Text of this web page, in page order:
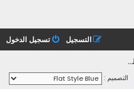
تسجيل الدخول التسجيل
منتدى التعليم الجامعي
التصميم :